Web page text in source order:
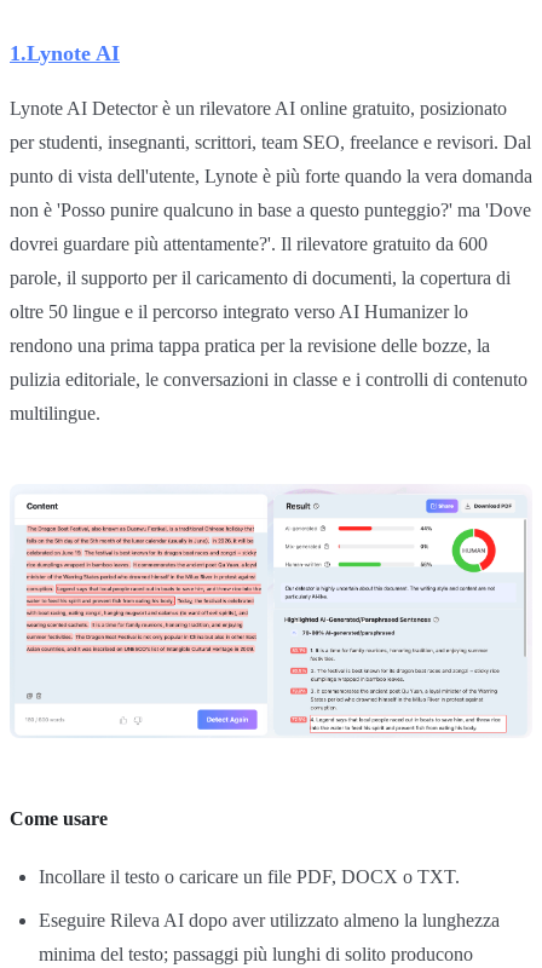
1.Lynote AI
Lynote AI Detector è un rilevatore AI online gratuito, posizionato
per studenti, insegnanti, scrittori, team SEO, freelance e revisori. Dal
punto di vista dell'utente, Lynote è più forte quando la vera domanda
non è 'Posso punire qualcuno in base a questo punteggio?' ma 'Dove
dovrei guardare più attentamente?'. Il rilevatore gratuito da 600
parole, il supporto per il caricamento di documenti, la copertura di
oltre 50 lingue e il percorso integrato verso AI Humanizer lo
rendono una prima tappa pratica per la revisione delle bozze, la
pulizia editoriale, le conversazioni in classe e i controlli di contenuto
multilingue.
Come usare
Incollare il testo o caricare un file PDF, DOCX o TXT.
Eseguire Rileva AI dopo aver utilizzato almeno la lunghezza
minima del testo; passaggi più lunghi di solito producono